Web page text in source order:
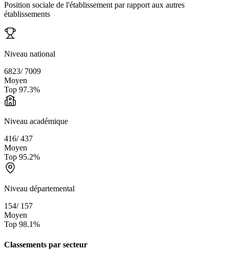
Position sociale de l'établissement par rapport aux autres
établissements
Niveau national
6823/ 7009
Moyen
Top 97.3%
Niveau académique
416/437
Moyen
Top 95.2%
Niveau départemental
154/ 157
Moyen
Top 98.1%
Classements par secteur